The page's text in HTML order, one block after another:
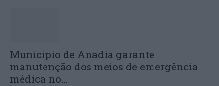
Município de Anadia garante
manutenção dos meios de emergência
médica no...